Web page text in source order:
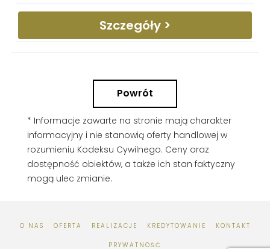
Szczegóły >
Powrót
* Informacje zawarte na stronie mają charakter
informacyjny i nie stanowią oferty handlowej w
rozumieniu Kodeksu Cywilnego. Ceny oraz
dostępność obiektów, a także ich stan faktyczny
mogą ulec zmianie.
O NAS OFERTA REALIZACJE KREDYTOWANIE KONTAKT
PRYWATNOŚĆ